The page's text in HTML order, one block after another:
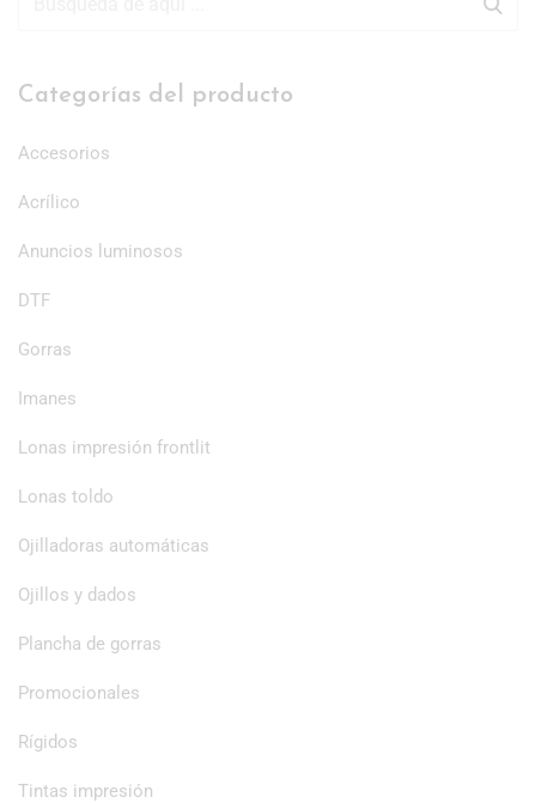
Categorías del producto
Accesorios
Acrílico
Anuncios luminosos
DTF
Gorras
Imanes
Lonas impresión frontlit
Lonas toldo
Ojilladoras automáticas
Ojillos y dados
Plancha de gorras
Promocionales
Rígidos
Tintas impresión